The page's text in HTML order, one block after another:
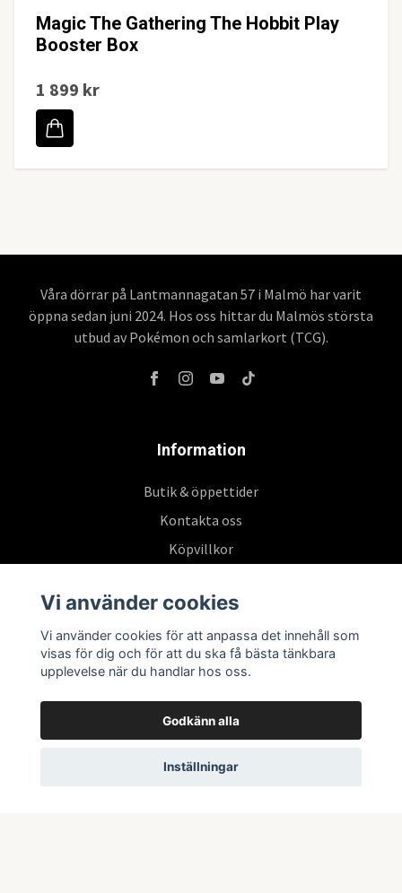
Magic The Gathering The Hobbit Play
Booster Box
1 899 kr
Våra dörrar på Lantmannagatan 57 i Malmö har varit
öppna sedan juni 2024. Hos oss hittar du Malmös största
utbud av Pokémon och samlarkort (TCG).
Information
Butik & öppettider
Kontakta oss
Köpvillkor
Prenumerera på vårt nyhetsbrev
Vi använder cookies
Vi använder cookies för att anpassa det innehåll som
visas för dig och för att du ska få bästa tänkbara
upplevelse när du handlar hos oss.
Godkänn alla
Inställningar